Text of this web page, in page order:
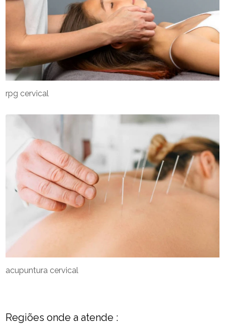
acupuntura cervical
rpg cervical
Regiões onde a atende :